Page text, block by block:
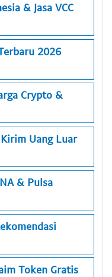
& Jasa VCC
2026
Crypto &
Uang Luar
& Pulsa
Token Gratis